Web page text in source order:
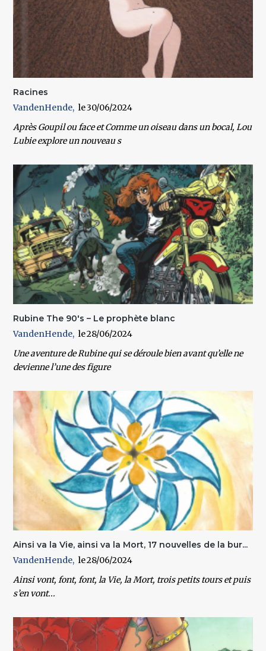
Racines
VandenHende
30/06/2024
Après Goupil ou face et Comme un oiseau dans un bocal, Lou
Lubie explore un nouveau s
Rubine The 90's – Le prophète blanc
VandenHende
28/06/2024
Une aventure de Rubine qui se déroule bien avant qu’elle ne
devienne l’une des figure
Ainsi va la Vie, ainsi va la Mort, 17 nouvelles de la bur...
VandenHende
28/06/2024
Ainsi vont, font, font, la Vie, la Mort, trois petits tours et puis
s’en vont...